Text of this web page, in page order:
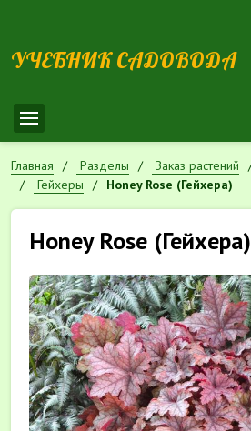
УЧЕБНИК САДОВОДА
Главная Разделы Заказ растений
Гейхеры
Honey Rose (Гейхера)
Honey Rose (Гейхера)